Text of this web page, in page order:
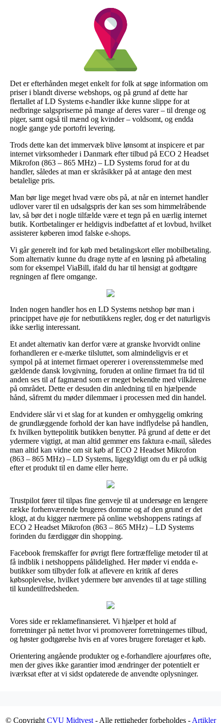
Det er efterhånden meget enkelt for folk at søge information om
priser i blandt diverse webshops, og på grund af dette har
flertallet af LD Systems e-handler ikke kunne slippe for at
nedbringe salgspriserne på mange af deres varer – til drenge og
piger, samt også til mænd og kvinder – voldsomt, og endda
nogle gange yde portofri levering.
Trods dette kan det immervæk blive lønsomt at inspicere et par
internet virksomheder i Danmark efter tilbud på ECO 2 Headset
Mikrofon (863 – 865 MHz) – LD Systems forud for at du
handler, således at man er skråsikker på at antage den mest
betalelige pris.
Man bør lige meget hvad være obs på, at når en internet handler
udlover varer til en udsalgspris der kan ses som himmelråbende
lav, så bør det i nogle tilfælde være et tegn på en uærlig internet
butik. Kortbetalinger er heldigvis indbefattet af et lovbud, hvilket
assisterer køberen imod falske e-shops.
Vi går generelt ind for køb med betalingskort eller mobilbetaling.
Som alternativ kunne du drage nytte af en løsning på afbetaling
som for eksempel ViaBill, ifald du har til hensigt at godtgøre
regningen af flere omgange.
Inden nogen handler hos en LD Systems netshop bør man i
princippet have øje for netbutikkens regler, dog er det naturligvis
ikke særlig interessant.
Et andet alternativ kan derfor være at granske hvorvidt online
forhandleren er e-mærke tilsluttet, som almindeligvis er et
sympol på at internet firmaet opererer i overensstemmelse med
gældende dansk lovgivning, foruden at online firmaet fra tid til
anden ses til af fagmænd som er meget bekendte med vilkårene
på området. Dette er desuden din anledning til en hjælpende
hånd, såfremt du møder dilemmaer i processen med din handel.
Endvidere slår vi et slag for at kunden er omhyggelig omkring
de grundlæggende forhold der kan have indflydelse på handlen,
fx hvilken byttepolitik butikken benytter. På grund af dette er det
ydermere vigtigt, at man altid gemmer ens faktura e-mail, således
man altid kan vidne om sit køb af ECO 2 Headset Mikrofon
(863 – 865 MHz) – LD Systems, ligegyldigt om du er på udkig
efter et produkt til en dame eller herre.
Trustpilot fører til tilpas fine genveje til at undersøge en længere
række forhenværende brugeres domme og af den grund er det
klogt, at du kigger nærmere på online webshoppens ratings af
ECO 2 Headset Mikrofon (863 – 865 MHz) – LD Systems
forinden du færdiggør din shopping.
Facebook fremskaffer for øvrigt flere fortræffelige metoder til at
få indblik i netshoppens pålidelighed. Her møder vi endda e-
butikker som tilbyder folk at aflevere en kritik af deres
købsoplevelse, hvilket ydermere bør anvendes til at tage stilling
til kundetilfredsheden.
Vores side er reklamefinansieret. Vi hjælper et hold af
forretninger på nettet hvor vi promoverer forretningernes tilbud,
og høster godtgørelse hvis en af vores brugere foretager et køb.
Orientering angående produkter og e-forhandlere ajourføres ofte,
men der gives ikke garantier imod ændringer der potentielt er
iværksat efter at vi sidst opdaterede de anvendte oplysninger.
© Copyright CVU Midtvest- Alle rettigheder forbeholdes - Artikler